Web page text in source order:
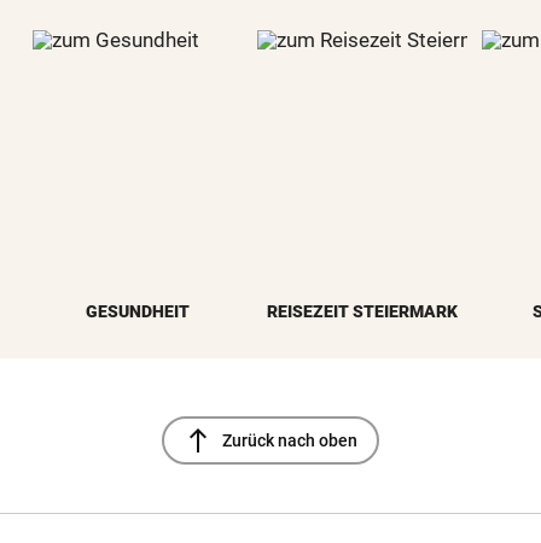
GESUNDHEIT REISEZEIT STEIERMARK
north Zurück nach oben